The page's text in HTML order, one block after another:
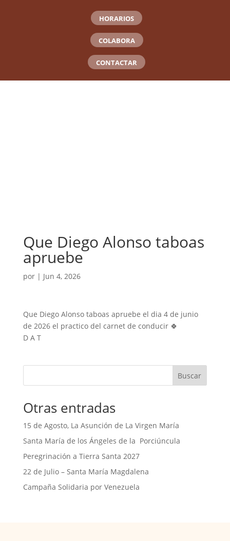
HORARIOS
COLABORA
CONTACTAR
Que Diego Alonso taboas
apruebe
por | Jun 4, 2026
Que Diego Alonso taboas apruebe el dia 4 de junio
de 2026 el practico del carnet de conducir 🍀
D A T
Buscar
Otras entradas
15 de Agosto, La Asunción de La Virgen María
Santa María de los Ángeles de la Porciúncula
Peregrinación a Tierra Santa 2027
22 de Julio – Santa María Magdalena
Campaña Solidaria por Venezuela